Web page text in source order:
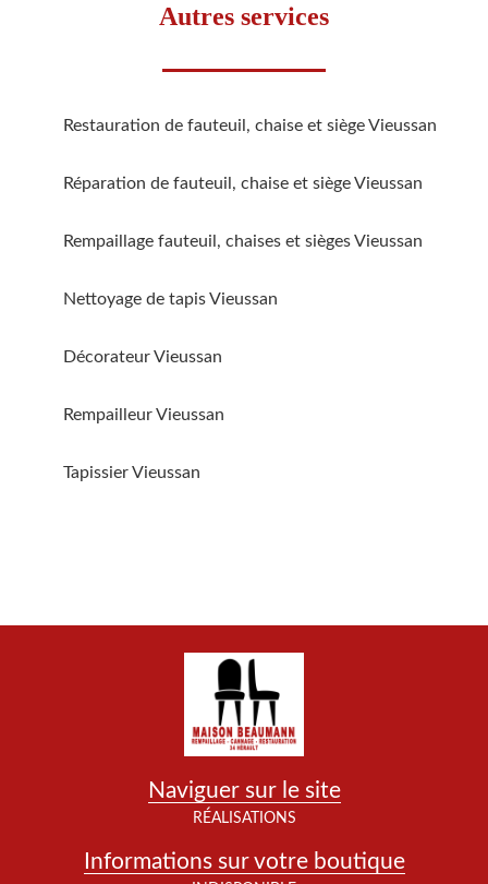
Autres services
Restauration de fauteuil, chaise et siège Vieussan
Réparation de fauteuil, chaise et siège Vieussan
Rempaillage fauteuil, chaises et sièges Vieussan
Nettoyage de tapis Vieussan
Décorateur Vieussan
Rempailleur Vieussan
Tapissier Vieussan
Naviguer sur le site
RÉALISATIONS
Informations sur votre boutique